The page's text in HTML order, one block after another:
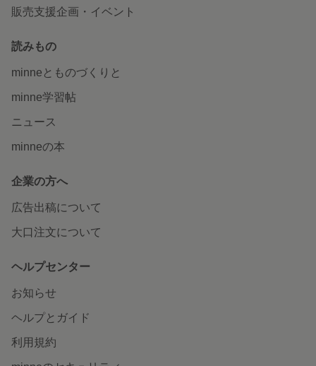
販売支援企画・イベント
読みもの
minneとものづくりと
minne学習帖
ニュース
minneの本
企業の方へ
広告出稿について
大口注文について
ヘルプセンター
お知らせ
ヘルプとガイド
利用規約